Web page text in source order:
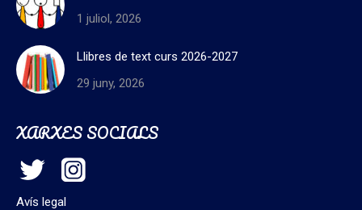
1 juliol, 2026
Llibres de text curs 2026-2027
29 juny, 2026
XARXES SOCIALS
Avís legal